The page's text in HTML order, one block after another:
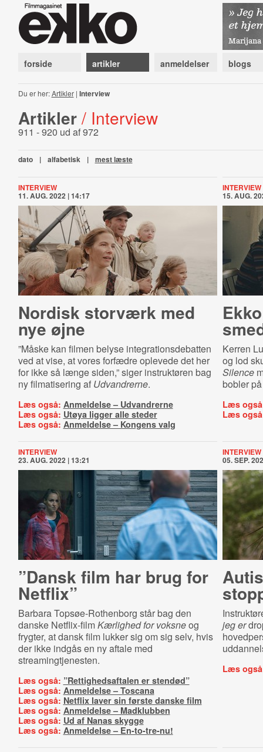
forside artikler anmeldelser blogs
Du er her:Artikler| Interview
Artikler / Interview
911 - 920 ud af 972
dato | alfabetisk | mest læste
INTERVIEW
11. AUG. 2022 | 14:17
Nordisk storværk med
nye øjne
”Måske kan filmen belyse integrationsdebatten
ved at vise, at vores forfædre oplevede det her
for ikke så længe siden,” siger instruktøren bag
ny filmatisering af Udvandrerne.
Læs også: Anmeldelse – Udvandrerne
Læs også: Utøya ligger alle steder
Læs også: Anmeldelse – Kongens valg
INTERVIEW
15. AUG.
Kerren
og lod
Silence
bobler
Læs
Læs
INTERVIEW
23. AUG. 2022 | 13:21
”Dansk film har brug for
Netflix”
Barbara Topsøe-Rothenborg står bag den
danske Netflix-filmKærlighed for voksneog
frygter, at dansk film lukker sig om sig selv, hvis
der ikke indgås en ny aftale med
streamingtjenesten.
Læs også: ”Rettighedsaftalen er stendød”
Læs også: Anmeldelse – Toscana
Læs også: Netflix laver sin første danske film
Læs også: Anmeldelse – Madklubben
Læs også: Ud af Nanas skygge
Læs også: Anmeldelse – En-to-tre-nu!
INTERVIEW
05. SEP.
jeg er
Læs